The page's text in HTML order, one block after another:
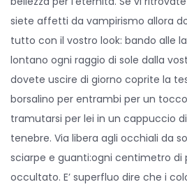
siete affetti da vampirismo allora
tutto con il vostro look: bando alle
lontano ogni raggio di sole dalla
dovete uscire di giorno coprite la
borsalino per entrambi per un
tramutarsi per lei in un cappuccio
tenebre. Via libera agli occhiali da
sciarpe e guanti:ogni centimetro di
occultato. E’ superfluo dire che i